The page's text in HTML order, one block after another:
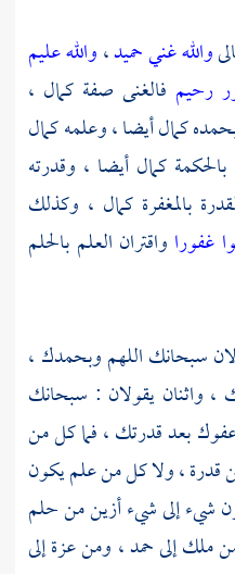
والله غني حميد،والله عليم
رحيم فالغنى صفة كمال ،
كمال أيضا ، وعلمه كمال
كمال أيضا ، وقدرته
بالمغفرة كمال ، وكذلك
غفورا واقتران العلم بالحلم
سبحانك اللهم وبحمدك ،
واثنان يقولان : سبحانك
بعد قدرتك ، فما كل من
قدرة ، ولا كل من علم يكون
شيء إلى شيء أزين من حلم
ملك إلى حمد ، ومن عزة إلى